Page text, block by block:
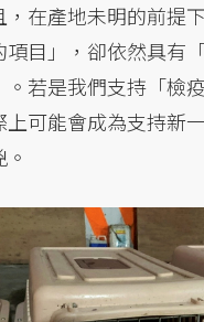
，在產地未明的前提
項目」，卻依然具有
。若是我們支持「檢
可能會成為支持新